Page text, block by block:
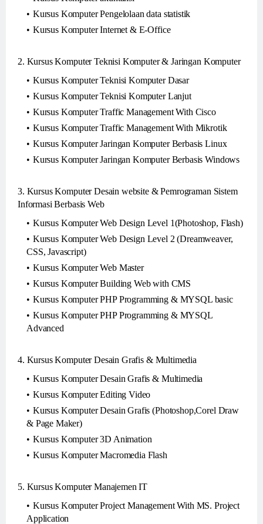
Kursus Komputer Pengelolaan data statistik
Kursus Komputer Internet & E-Office
2. Kursus Komputer Teknisi Komputer & Jaringan Komputer
Kursus Komputer Teknisi Komputer Dasar
Kursus Komputer Teknisi Komputer Lanjut
Kursus Komputer Traffic Management With Cisco
Kursus Komputer Traffic Management With Mikrotik
Kursus Komputer Jaringan Komputer Berbasis Linux
Kursus Komputer Jaringan Komputer Berbasis Windows
3. Kursus Komputer Desain website & Pemrograman Sistem
Informasi Berbasis Web
Kursus Komputer Web Design Level 1(Photoshop, Flash)
Kursus Komputer Web Design Level 2 (Dreamweaver,
CSS, Javascript)
Kursus Komputer Web Master
Kursus Komputer Building Web with CMS
Kursus Komputer PHP Programming & MYSQL basic
Kursus Komputer PHP Programming & MYSQL
Advanced
4. Kursus Komputer Desain Grafis & Multimedia
Kursus Komputer Desain Grafis & Multimedia
Kursus Komputer Editing Video
Kursus Komputer Desain Grafis (Photoshop,Corel Draw
& Page Maker)
Kursus Komputer 3D Animation
Kursus Komputer Macromedia Flash
5. Kursus Komputer Manajemen IT
Kursus Komputer Project Management With MS. Project
Application